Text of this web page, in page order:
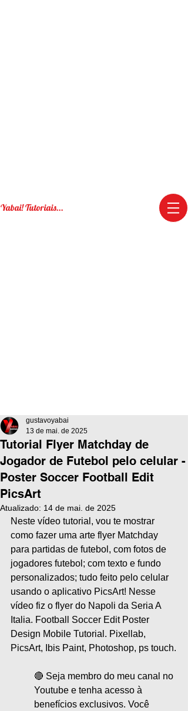
Yabai! Tutoriais...
Tutorial Flyer Matchday de
Jogador de Futebol pelo celular -
Poster Soccer Football Edit
PicsArt
gustavoyabai
13 de mai. de 2025
Atualizado: 14 de mai. de 2025
Neste vídeo tutorial, vou te mostrar
como fazer uma arte flyer Matchday
para partidas de futebol, com fotos de
jogadores futebol; com texto e fundo
personalizados; tudo feito pelo celular
usando o aplicativo PicsArt! Nesse
vídeo fiz o flyer do Napoli da Seria A
Italia. Football Soccer Edit Poster
Design Mobile Tutorial. Pixellab,
PicsArt, Ibis Paint, Photoshop, ps touch.
🔴 Seja membro do meu canal no
Youtube e tenha acesso à
benefícios exclusivos. Você